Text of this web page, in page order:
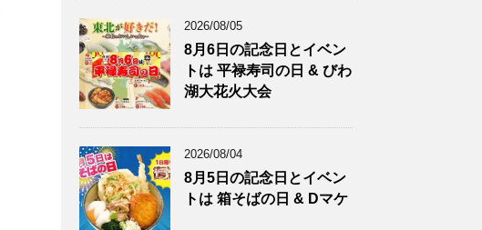
2026/08/05
8月6日の記念日とイベン
トは 平禄寿司の日 & びわ
湖大花火大会
2026/08/04
8月5日の記念日とイベン
トは 箱そばの日 & Dマケ